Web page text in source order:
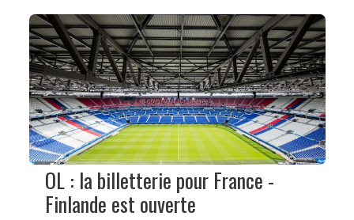
OL : la billetterie pour France -
Finlande est ouverte